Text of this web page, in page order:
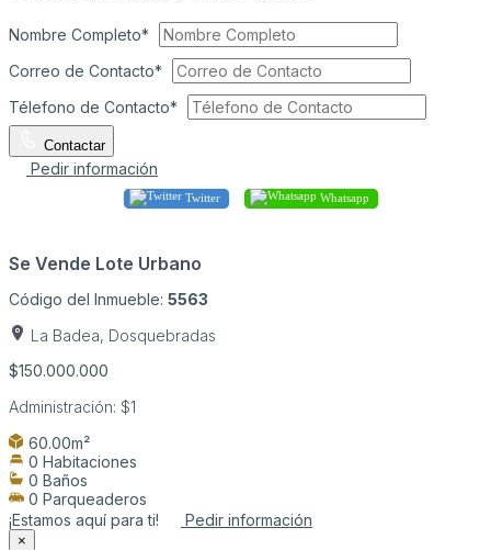
Nombre Completo*
Correo de Contacto*
Télefono de Contacto*
Contactar
Pedir información
Twitter Whatsapp
Se Vende Lote Urbano
Código del Inmueble: 5563
La Badea, Dosquebradas
$150.000.000
Administración: $1
60.00m²
0 Habitaciones
0 Baños
0 Parqueaderos
¡Estamos aquí para ti!
Pedir información
×